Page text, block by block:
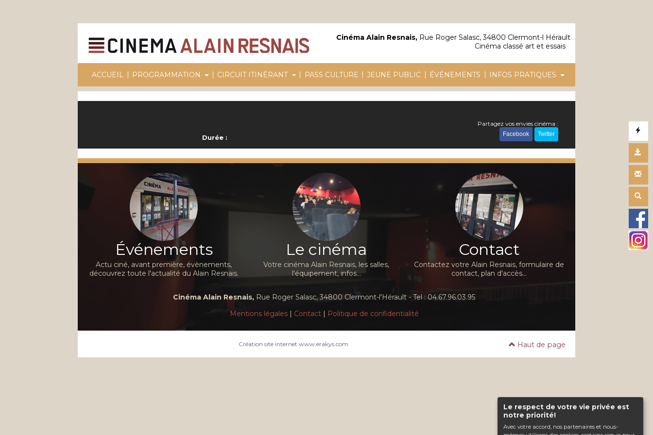
Le respect de votre vie privée est
notre priorité!
Avec votre accord, nos partenaires et nous-
ACCUEIL | PROGRAMMATION | CIRCUIT ITINÉRANT | PASS CULTURE | JEUNE PUBLIC | ÉVÉNEMENTS | INFOS PRATIQUES
Cinéma Alain Resnais, Rue Roger Salasc, 34800 Clermont-l Hérault
Cinéma classé art et essais
Durée :
Partagez vos envies cinéma :
Facebook Twitter
Événements
Actu ciné, avant première, évènements,
découvrez toute l'actualité du Alain Resnais.
Le cinéma
Votre cinéma Alain Resnais, les salles,
l'équipement, infos...
Contact
Contactez votre Alain Resnais, formulaire de
contact, plan d'accès...
Cinéma Alain Resnais, Rue Roger Salasc, 34800 Clermont-l'Hérault - Tel : 04.67.96.03.95
Mentions légales| Contact| Politique de confidentialité
Haut de page
Création site internet www.erakys.com